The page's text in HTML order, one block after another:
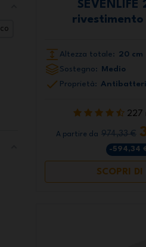
SEVENLIFE
rivestimento
Altezza totale: 20 cm
Sostegno:
Medio
Proprietà:
227
A partire da 974,33 €
-594,34
SCOPRI DI